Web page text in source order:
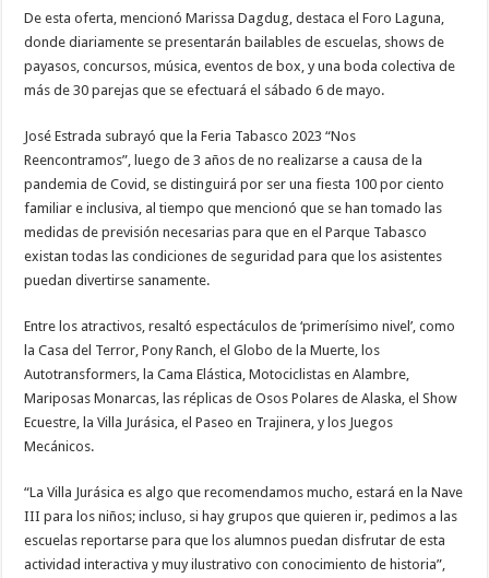
De esta oferta, mencionó Marissa Dagdug, destaca el Foro Laguna,
donde diariamente se presentarán bailables de escuelas, shows de
payasos, concursos, música, eventos de box, y una boda colectiva de
más de 30 parejas que se efectuará el sábado 6 de mayo.
José Estrada subrayó que la Feria Tabasco 2023 “Nos
Reencontramos”, luego de 3 años de no realizarse a causa de la
pandemia de Covid, se distinguirá por ser una fiesta 100 por ciento
familiar e inclusiva, al tiempo que mencionó que se han tomado las
medidas de previsión necesarias para que en el Parque Tabasco
existan todas las condiciones de seguridad para que los asistentes
puedan divertirse sanamente.
Entre los atractivos, resaltó espectáculos de ‘primerísimo nivel’, como
la Casa del Terror, Pony Ranch, el Globo de la Muerte, los
Autotransformers, la Cama Elástica, Motociclistas en Alambre,
Mariposas Monarcas, las réplicas de Osos Polares de Alaska, el Show
Ecuestre, la Villa Jurásica, el Paseo en Trajinera, y los Juegos
Mecánicos.
“La Villa Jurásica es algo que recomendamos mucho, estará en la Nave
III para los niños; incluso, si hay grupos que quieren ir, pedimos a las
escuelas reportarse para que los alumnos puedan disfrutar de esta
actividad interactiva y muy ilustrativo con conocimiento de historia”,